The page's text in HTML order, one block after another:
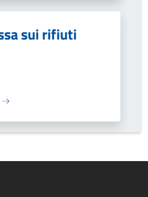
sui rifiuti